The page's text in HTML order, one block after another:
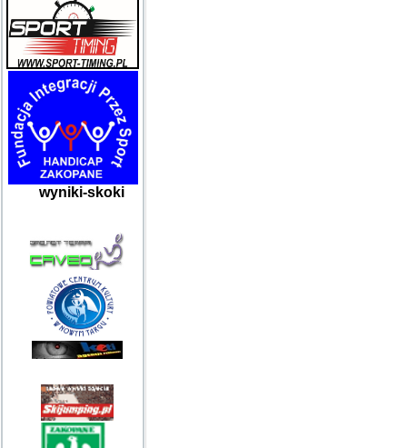
wyniki-skoki